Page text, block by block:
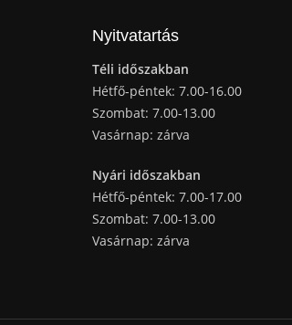
Nyitvatartás
Téli időszakban
Hétfő-péntek: 7.00-16.00
Szombat: 7.00-13.00
Vasárnap: zárva
Nyári időszakban
Hétfő-péntek: 7.00-17.00
Szombat: 7.00-13.00
Vasárnap: zárva